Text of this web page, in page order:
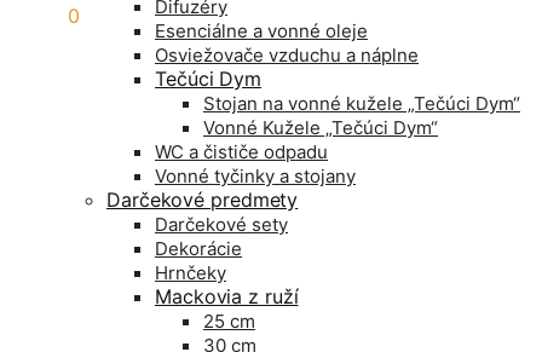
0
Difuzéry
Esenciálne a vonné oleje
Osviežovače vzduchu a náplne
Tečúci Dym
Stojan na vonné kužele „Tečúci Dym“
Vonné Kužele „Tečúci Dym“
WC a čističe odpadu
Vonné tyčinky a stojany
Darčekové predmety
Darčekové sety
Dekorácie
Hrnčeky
Mackovia z ruží
25 cm
30 cm